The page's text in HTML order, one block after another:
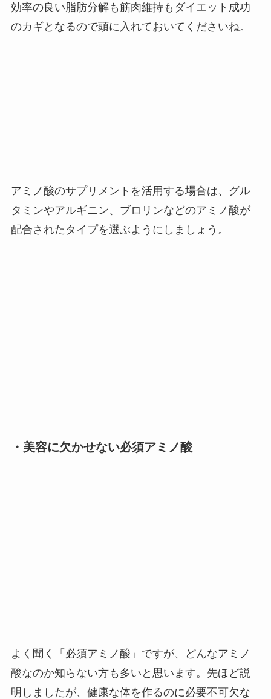
効率の良い脂肪分解も筋肉維持もダイエット成功
のカギとなるので頭に入れておいてくださいね。
アミノ酸のサプリメントを活用する場合は、グル
タミンやアルギニン、ブロリンなどのアミノ酸が
配合されたタイプを選ぶようにしましょう。
・美容に欠かせない必須アミノ酸
よく聞く「必須アミノ酸」ですが、どんなアミノ
酸なのか知らない方も多いと思います。先ほど説
明しましたが、健康な体を作るのに必要不可欠な